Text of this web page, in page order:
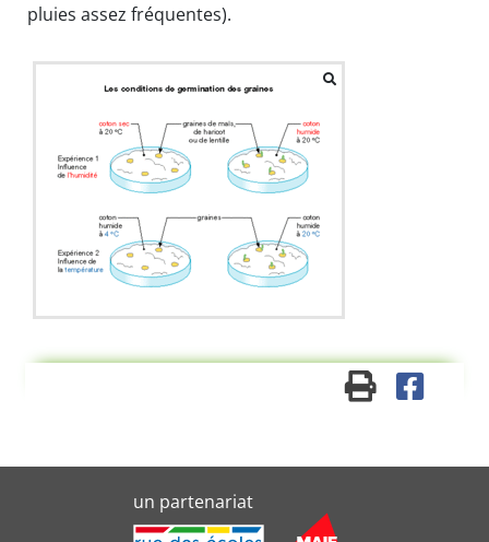
pluies assez fréquentes).
un partenariat